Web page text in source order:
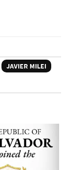
JAVIER MILEI